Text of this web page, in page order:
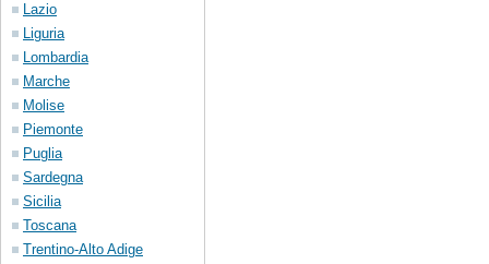
Lazio
Liguria
Lombardia
Marche
Molise
Piemonte
Puglia
Sardegna
Sicilia
Toscana
Trentino-Alto Adige